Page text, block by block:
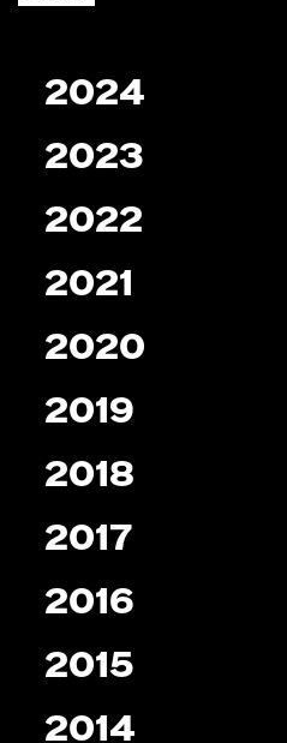
2024
2023
2022
2021
2020
2019
2018
2017
2016
2015
2014